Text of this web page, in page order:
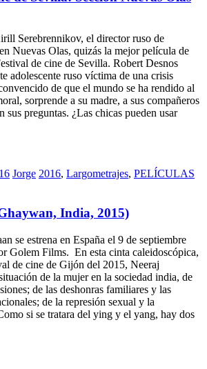
Serebrennikov, el director ruso de
Nuevas Olas, quizás la mejor película de
de cine de Sevilla. Robert Desnos
adolescente ruso víctima de una crisis
de que el mundo se ha rendido al
sorprende a su madre, a sus compañeros
sus preguntas. ¿Las chicas pueden usar
Jorge 2016, Largometrajes, PELÍCULAS
India, 2015)
se estrena en España el 9 de septiembre
Golem Films. En esta cinta caleidoscópica,
de cine de Gijón del 2015, Neeraj
de la mujer en la sociedad india, de
de las deshonras familiares y las
de la represión sexual y la
si se tratara del ying y el yang, hay dos